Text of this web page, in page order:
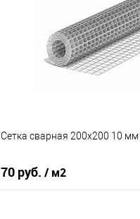
Купить в 1 клик
В избранное
Сетка сварная 200х200 10 мм
70 руб. / м2